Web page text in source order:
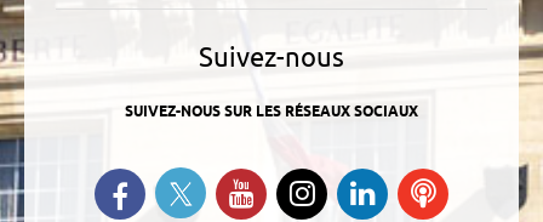
Suivez-nous
SUIVEZ-NOUS SUR LES RÉSEAUX SOCIAUX
Retrouvez-nous sur Facebook
Suivez-nous sur Twitter
Suivez-nous sur YouTube
Suivez-nous sur
Instagram
Retrouvez-
nous sur
Ecoutez